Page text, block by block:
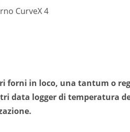
CurveX 4
forni in loco, una tantum o
data logger di temperatura